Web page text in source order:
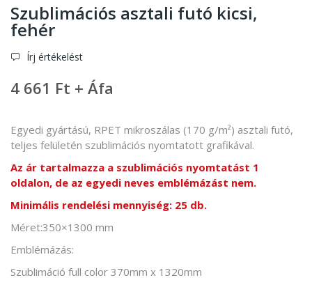
Szublimációs asztali futó kicsi,
fehér
Írj értékelést
4 661 Ft + Áfa
Egyedi gyártású, RPET mikroszálas (170 g/m²) asztali futó,
teljes felületén szublimációs nyomtatott grafikával.
Az ár tartalmazza a szublimációs nyomtatást 1
oldalon, de az egyedi neves emblémázást nem.
Minimális rendelési mennyiség: 25 db.
Méret:350×1300 mm
Emblémázás:
Szublimáció full color 370mm x 1320mm